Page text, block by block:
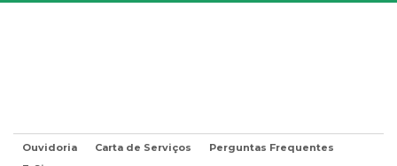
Ouvidoria Carta de Serviços
Perguntas Frequentes